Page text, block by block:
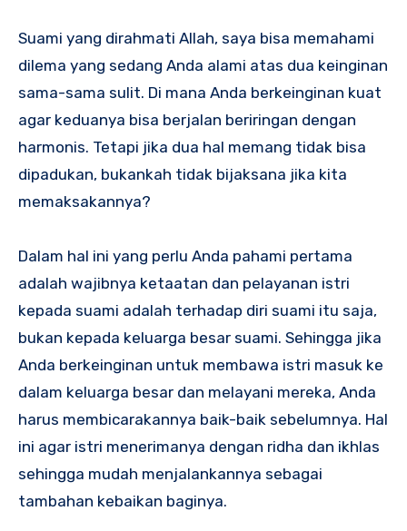
Suami yang dirahmati Allah, saya bisa memahami
dilema yang sedang Anda alami atas dua keinginan
sama-sama sulit. Di mana Anda berkeinginan kuat
agar keduanya bisa berjalan beriringan dengan
harmonis. Tetapi jika dua hal memang tidak bisa
dipadukan, bukankah tidak bijaksana jika kita
memaksakannya?
Dalam hal ini yang perlu Anda pahami pertama
adalah wajibnya ketaatan dan pelayanan istri
kepada suami adalah terhadap diri suami itu saja,
bukan kepada keluarga besar suami. Sehingga jika
Anda berkeinginan untuk membawa istri masuk ke
dalam keluarga besar dan melayani mereka, Anda
harus membicarakannya baik-baik sebelumnya. Hal
ini agar istri menerimanya dengan ridha dan ikhlas
sehingga mudah menjalankannya sebagai
tambahan kebaikan baginya.